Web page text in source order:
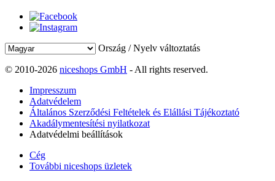
Ország / Nyelv változtatás
© 2010-2026 niceshops GmbH - All rights reserved.
Impresszum
Adatvédelem
Általános Szerződési Feltételek és Elállási Tájékoztató
Akadálymentesítési nyilatkozat
Adatvédelmi beállítások
Cég
További niceshops üzletek